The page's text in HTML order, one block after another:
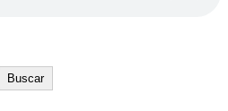
Buscar